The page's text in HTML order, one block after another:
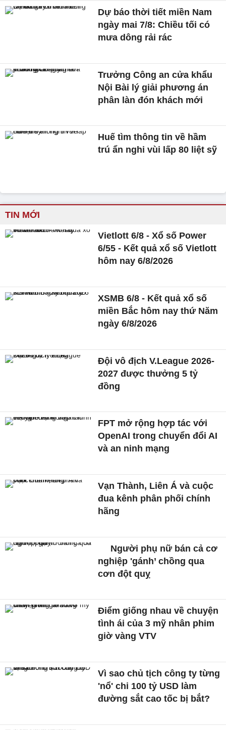
Dự báo thời tiết miền Nam
ngày mai 7/8: Chiều tối có
mưa dông rải rác
Trưởng Công an cửa khẩu
Nội Bài lý giải phương án
phân làn đón khách mới
Huế tìm thông tin về hầm
trú ẩn nghi vùi lấp 80 liệt sỹ
TIN MỚI
Vietlott 6/8 - Xổ số Power
6/55 - Kết quả xổ số Vietlott
hôm nay 6/8/2026
XSMB 6/8 - Kết quả xổ số
miền Bắc hôm nay thứ Năm
ngày 6/8/2026
Đội vô địch V.League 2026-
2027 được thưởng 5 tỷ
đồng
FPT mở rộng hợp tác với
OpenAI trong chuyển đổi AI
và an ninh mạng
Vạn Thành, Liên Á và cuộc
đua kênh phân phối chính
hãng
Người phụ nữ bán cả cơ
nghiệp 'gánh’ chồng qua
cơn đột quỵ
Điểm giống nhau về chuyện
tình ái của 3 mỹ nhân phim
giờ vàng VTV
Vì sao chủ tịch công ty từng
'nổ' chi 100 tỷ USD làm
đường sắt cao tốc bị bắt?